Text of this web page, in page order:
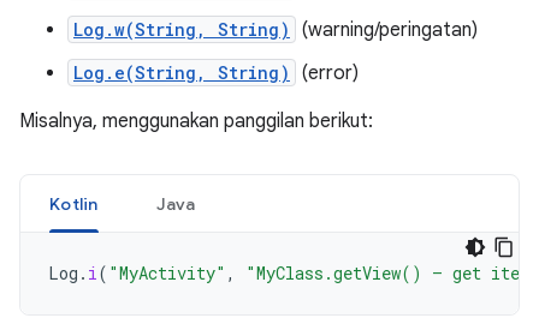
Log.w(String, String) (warning/peringatan)
Log.e(String, String)
(error)
Misalnya, menggunakan panggilan berikut:
Kotlin Java
Log . i( "MyActivity" , "MyClass.getView() — get item